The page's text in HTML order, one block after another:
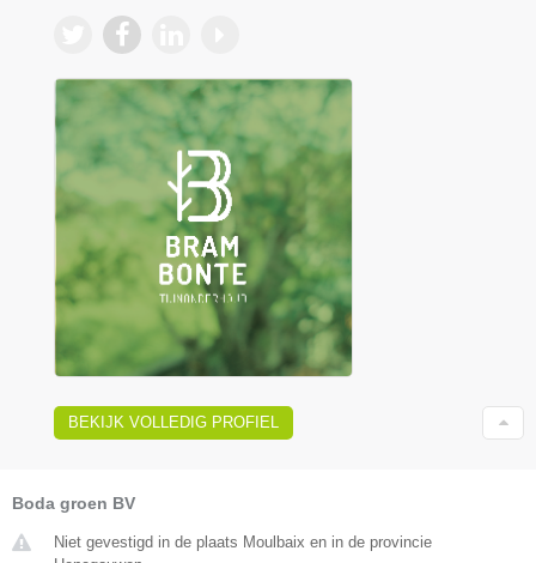
BEKIJK VOLLEDIG PROFIEL
Boda groen BV
Niet gevestigd in de plaats Moulbaix en in de provincie